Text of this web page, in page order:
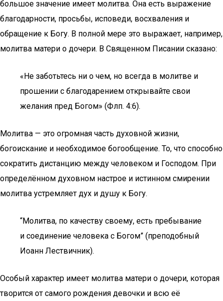
большое значение имеет молитва. Она есть выражение
благодарности, просьбы, исповеди, восхваления и
обращение к Богу. В полной мере это выражает, например,
молитва матери о дочери. В Священном Писании сказано:
«Не заботьтесь ни о чем, но всегда в молитве и
прошении с благодарением открывайте свои
желания пред Богом» (Флп. 4:6).
Молитва — это огромная часть духовной жизни,
богоискание и необходимое богообщение. То, что способно
сократить дистанцию между человеком и Господом. При
определённом духовном настрое и истинном смирении
молитва устремляет дух и душу к Богу.
“Молитва, по качеству своему, есть пребывание
и соединение человека с Богом” (преподобный
Иоанн Лествичник).
Особый характер имеет молитва матери о дочери, которая
творится от самого рождения девочки и всю её